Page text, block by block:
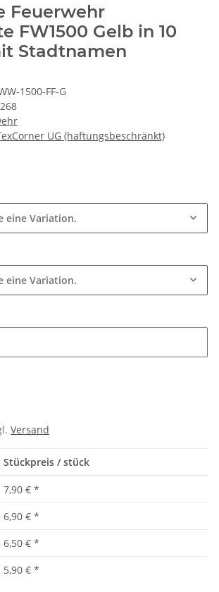
Feuerwehr
FW1500 Gelb in 10
Stadtnamen
1500-FF-G
UG (haftungsbeschränkt)
eine Variation.
eine Variation.
Versand
Stückpreis / stück
7,90 € *
6,90 € *
6,50 € *
5,90 € *